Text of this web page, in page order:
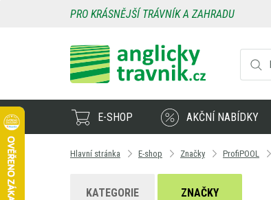
PRO KRÁSNĚJŠÍ TRÁVNÍK A ZAHRADU
E-SHOP AKČNÍ NABÍDKY
Hlavní stránka E-shop Značky ProfiPOOL
KATEGORIE ZNAČKY